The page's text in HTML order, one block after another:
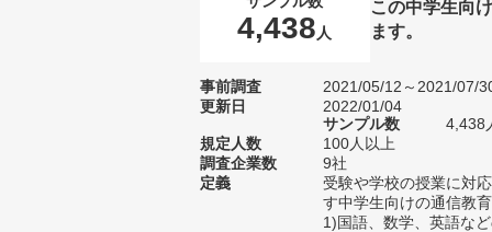
4,438 人
この中学生向
ます。
事前調査
2021/05/12～2021/07/
更新日
2022/01/04
サンプル数
4,438
規定人数
100人以上
調査企業数
9社
定義
受験や学校の授業に対
す中学生向けの通信教育
1)国語、数学、英語な